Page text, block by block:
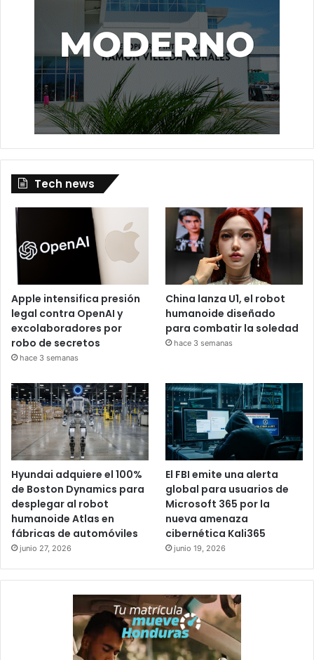
Tech news
Apple intensifica presión
legal contra OpenAI y
excolaboradores por
robo de secretos
hace 3 semanas
China lanza U1, el robot
humanoide diseñado
para combatir la soledad
hace 3 semanas
Hyundai adquiere el 100%
de Boston Dynamics para
desplegar al robot
humanoide Atlas en
fábricas de automóviles
junio 27, 2026
El FBI emite una alerta
global para usuarios de
Microsoft 365 por la
nueva amenaza
cibernética Kali365
junio 19, 2026